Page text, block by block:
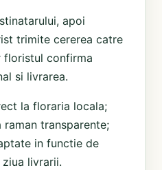
apoi
trimite cererea catre
floristul confirma
si livrarea.
la floraria locala;
transparente;
in functie de
livrarii.